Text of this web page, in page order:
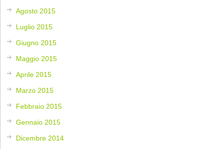
Agosto 2015
Luglio 2015
Giugno 2015
Maggio 2015
Aprile 2015
Marzo 2015
Febbraio 2015
Gennaio 2015
Dicembre 2014